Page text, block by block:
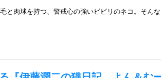
と肉球を持つ、警戒心の強いビビリのネコ。そん